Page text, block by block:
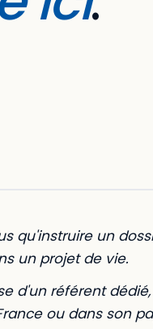
qu'instruire un
un projet de vie.
d'un référent
ou dans son